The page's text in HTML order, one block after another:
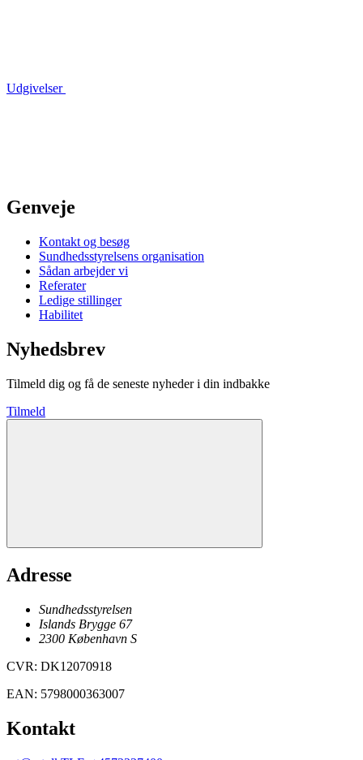
Udgivelser
Genveje
Kontakt og besøg
Sundhedsstyrelsens organisation
Sådan arbejder vi
Referater
Ledige stillinger
Habilitet
Nyhedsbrev
Tilmeld dig og få de seneste nyheder i din indbakke
Tilmeld
Adresse
Sundhedsstyrelsen
Islands Brygge 67
2300 København S
CVR: DK12070918
EAN: 5798000363007
Kontakt